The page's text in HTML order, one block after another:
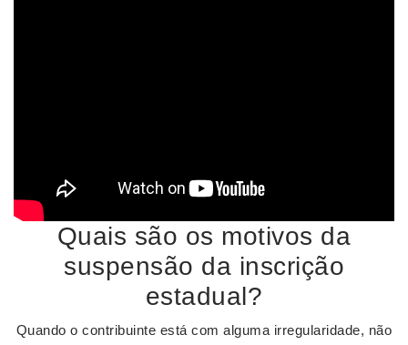
Quais são os motivos da
suspensão da inscrição
estadual?
Quando o contribuinte está com alguma irregularidade, não